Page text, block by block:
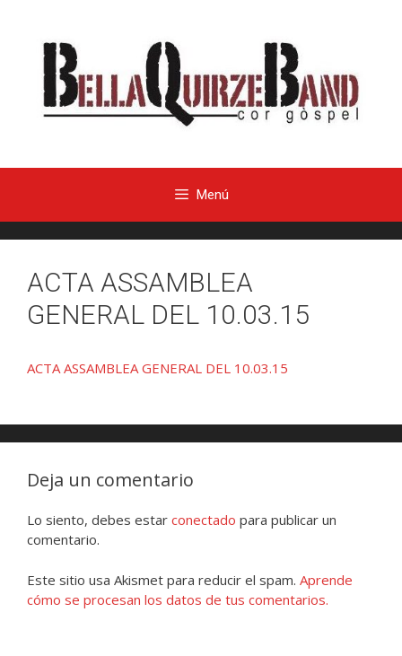
Menú
ACTA ASSAMBLEA
GENERAL DEL 10.03.15
ACTA ASSAMBLEA GENERAL DEL 10.03.15
Deja un comentario
Lo siento, debes estar conectado para publicar un
comentario.
Este sitio usa Akismet para reducir el spam. Aprende
cómo se procesan los datos de tus comentarios.